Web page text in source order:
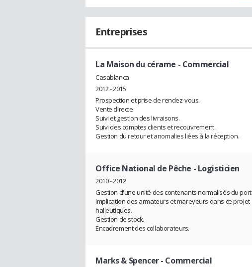
Entreprises
La Maison du cérame - Commercial
Casablanca
2012 - 2015
Prospection et prise de rendez-vous.
Vente directe.
Suivi et gestion des livraisons.
Suivi des comptes clients et recouvrement.
Gestion du retour et anomalies liées à la réception.
Office National de Pêche - Logisticien
2010 - 2012
Gestion d'une unité des contenants normalisés du port
Implication des armateurs et mareyeurs dans ce
halieutiques.
Gestion de stock.
Encadrement des collaborateurs.
Marks & Spencer- Commercial